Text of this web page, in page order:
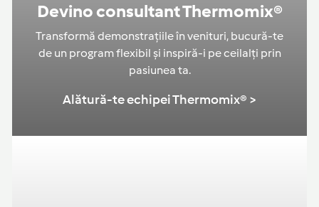
Devino consultant Thermomix®
Transformă demonstrațiile în venituri, bucură-te
de un program flexibil și inspiră-i pe ceilalți prin
pasiunea ta.
Alătură-te echipei Thermomix® >